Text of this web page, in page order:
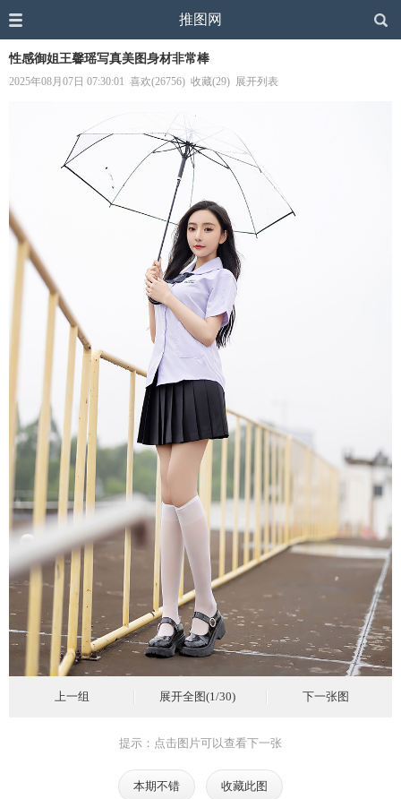
推图网
性感御姐王馨瑶写真美图身材非常棒
2025年08月07日 07:30:01 喜欢(26756) 收藏(29) 展开列表
上一组 展开全图(1/30) 下一张图
提示：点击图片可以查看下一张
本期不错 收藏此图